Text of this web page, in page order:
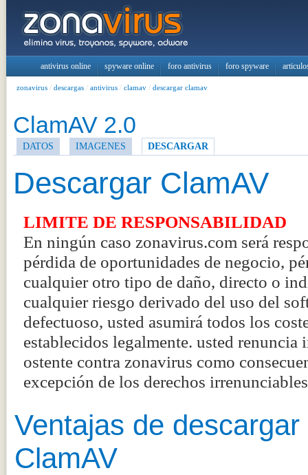
antivirus online spyware online foro antivirus foro spyware
zonavirus / descargas / antivirus / clamav / descargar clamav
ClamAV 2.0
DATOS IMAGENES DESCARGAR
Descargar ClamAV
LIMITE DE RESPONSABILIDAD
En ningún caso zonavirus.com será
pérdida de oportunidades de negocio,
cualquier otro tipo de daño, directo o
cualquier riesgo derivado del uso del
defectuoso, usted asumirá todos los
establecidos legalmente. usted
ostente contra zonavirus como
excepción de los derechos
Ventajas de
ClamAV